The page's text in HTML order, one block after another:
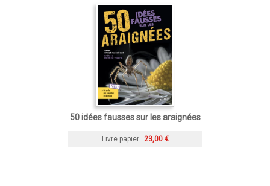
50 idées fausses sur les araignées
Livre papier 23,00 €